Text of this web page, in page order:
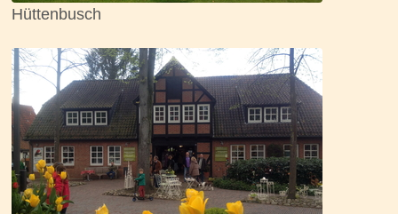
Hüttenbusch